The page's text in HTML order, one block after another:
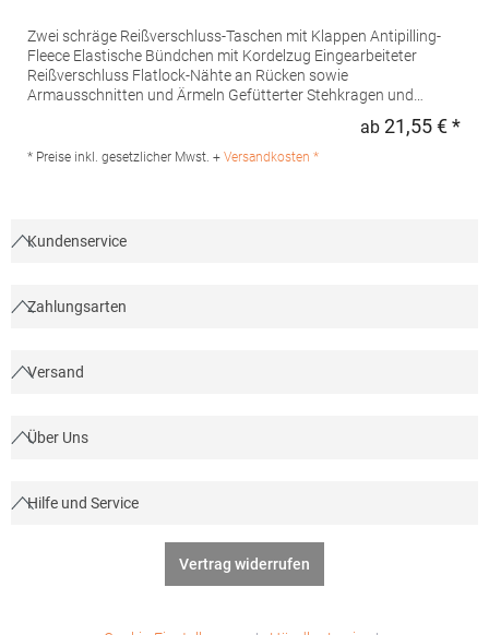
Zwei schräge Reißverschluss-Taschen mit Klappen Antipilling-
Fleece Elastische Bündchen mit Kordelzug Eingearbeiteter
Reißverschluss Flatlock-Nähte an Rücken sowie
Armausschnitten und Ärmeln Gefütterter Stehkragen und
100% PolyesterArtikelname: Fleecejacket NorthAngaben zur
Produktsicherheit: Herst.-Nr.: 55000Hersteller: SOLO INVEST 92
ab 21,55 € *
* Preise inkl. gesetzlicher Mwst. + Versandkosten *
Kundenservice
Zahlungsarten
Versand
Über Uns
Hilfe und Service
Vertrag widerrufen